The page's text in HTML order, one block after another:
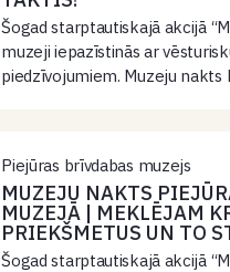
Šogad starptautiskajā akcijā
muzeji iepazīstinās ar
piedzīvojumiem. Muzeju nakts
Piejūras brīvdabas muzejs
MUZEJU NAKTS
MUZEJĀ | MEKLĒJAM
PRIEKŠMETUS UN TO
Šogad starptautiskajā akcijā